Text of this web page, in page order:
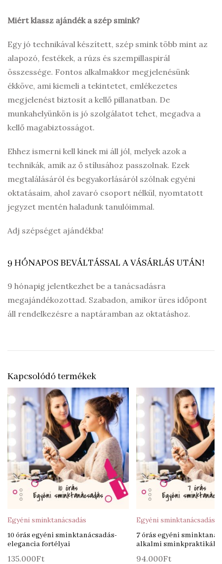
Miért klassz ajándék a szép smink?
Egy jó technikával készített, szép smink több mint az
alapozó, festékek, a rúzs és szempillaspirál
összessége. Fontos alkalmakkor megjelenésünk
ékköve, ami kiemeli a tekintetet, emlékezetes
megjelenést biztosít a kellő pillanatban. De
munkahelyünkön is jó szolgálatot tehet, megadva a
kellő magabiztosságot.
Ehhez ismerni kell kinek mi áll jól, melyek azok a
technikák, amik az ő stílusához passzolnak. Ezek
megtalálásáról és begyakorlásáról szólnak egyéni
oktatásaim, ahol zavaró csoport nélkül, nyomtatott
jegyzet mentén haladunk tanulóimmal.
Adj szépséget ajándékba!
9 HÓNAPOS BEVÁLTÁSSAL A VÁSÁRLÁS UTÁN!
9 hónapig jelentkezhet be a tanácsadásra
megajándékozottad. Szabadon, amikor üres időpont
áll rendelkezésre a naptáramban az oktatáshoz.
Kapcsolódó termékek
Egyéni sminktanácsadás
10 órás egyéni sminktanácsadás-
elegancia fortélyai
135.000Ft
Egyéni sminktanácsadás
7 órás egyéni
alkalmi sminkpraktikák
94.000Ft